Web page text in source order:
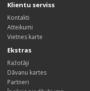
Klientu serviss
Kontakti
Atteikumi
Vietnes karte
Ekstras
Ražotāji
Dāvanu kartes
Partneri